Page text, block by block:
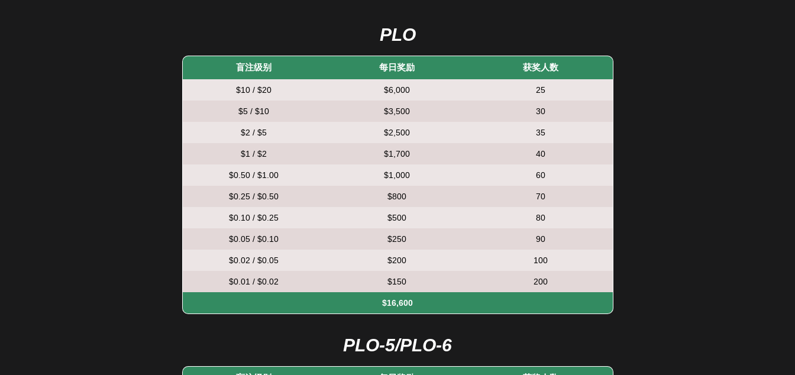
PLO
盲注级别 每日奖励 获奖人数
$10 / $20 $6,000 25
$5 / $10 $3,500 30
$2 / $5 $2,500 35
$1 / $2 $1,700 40
$0.50 / $1.00 $1,000 60
$0.25 / $0.50 $800 70
$0.10 / $0.25 $500 80
$0.05 / $0.10 $250 90
$0.02 / $0.05 $200 100
$0.01 / $0.02 $150 200
$16,600
PLO-5/PLO-6